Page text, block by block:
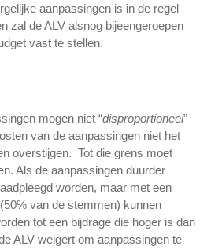
aanpassingen is in de regel
zal de ALV alsnog bijeengeroepen
vast te stellen.
mogen niet “disproportioneel”
van de aanpassingen niet het
overstijgen. Tot die grens moet
Als de aanpassingen duurder
worden, maar met een
van de stemmen) kunnen
tot een bijdrage die hoger is dan
ALV weigert om aanpassingen te